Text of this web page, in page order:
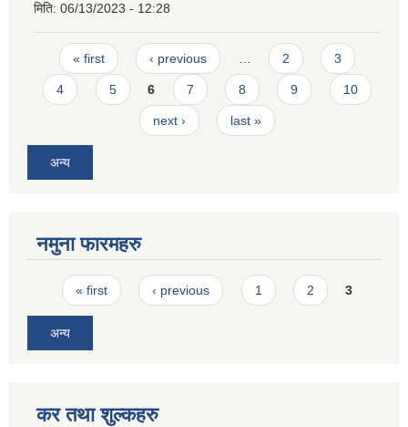
मिति: 06/13/2023 - 12:28
Pages
« first ‹ previous 2 3
4 5 6 7 8 9 10
next › last »
अन्य
नमुना फारमहरु
Pages
« first ‹ previous 1 2 3
अन्य
कर तथा शुल्कहरु